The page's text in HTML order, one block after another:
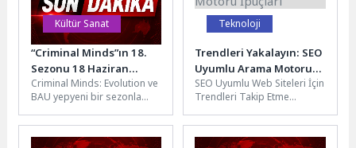
Kültür Sanat
“Criminal Minds”ın 18.
Sezonu 18 Haziran
Perşembe 21.30’da FX
Ekranlarında Başlıyor!
Criminal Minds: Evolution ve
BAU yepyeni bir sezonla
suçlu profil uzmanları...
Teknoloji
Trendleri Yakalayın: SEO
Uyumlu Arama Motoru
İpuçları
SEO Uyumlu Web Siteleri İçin
Trendleri Takip Etme
pazarlama stratejilerinde
önemli bir...